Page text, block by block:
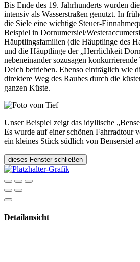
Bis Ende des 19. Jahrhunderts wurden
intensiv als Wasserstraßen genutzt. In
die Siele eine wichtige Steuer-
Beispiel in Dornumersiel/
Häuptlingsfamilien (die Häuptlinge des
und die Häuptlinge der „Herrlichkeit
nebeneinander sozusagen
Deich betrieben. Ebenso einträglich wie
direktere Weg des Raubes durch die
ganzen Küste.
Unser Beispiel zeigt das idyllische
Es wurde auf einer schönen Fahrradtour
ein kleines Stück südlich von Bensersiel
dieses Fenster schließen
Detailansicht